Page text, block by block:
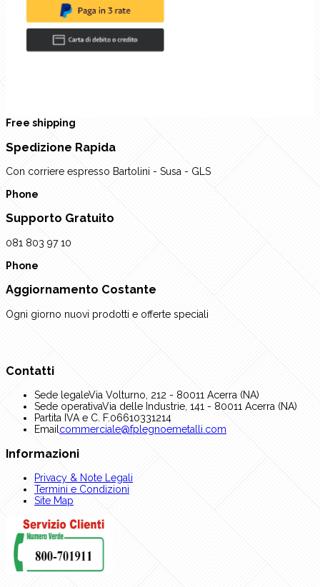
Free shipping
Spedizione Rapida
Con corriere espresso Bartolini - Susa - GLS
Phone
Supporto Gratuito
081 803 97 10
Phone
Aggiornamento Costante
Ogni giorno nuovi prodotti e offerte speciali
Contatti
Sede legaleVia Volturno, 212 - 80011 Acerra (NA)
Sede operativaVia delle Industrie, 141 - 80011 Acerra (NA)
Partita IVA e C. F.06610331214
Emailcommerciale@fplegnoemetalli.com
Informazioni
Privacy & Note Legali
Termini e Condizioni
Site Map